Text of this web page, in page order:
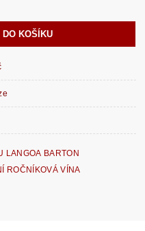
LANGOA BARTON
ROČNÍKOVÁ VÍNA